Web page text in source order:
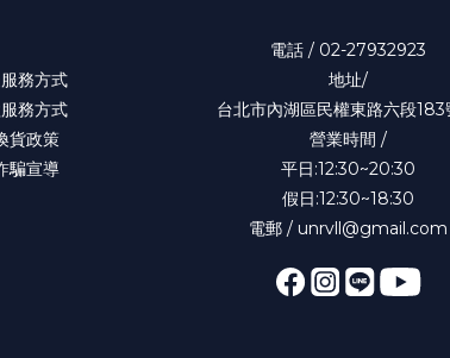
務方式
務方式
貨政策
騙宣導
電話 / 02-27932923
地址/
台北市內湖區民權東路六段183
營業時間 /
平日:12:30~20:30
假日:12:30~18:30
電郵 / unrvll@gmail.com